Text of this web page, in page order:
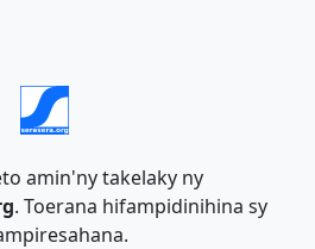
amin'ny takelaky ny
. Toerana hifampidinihina sy